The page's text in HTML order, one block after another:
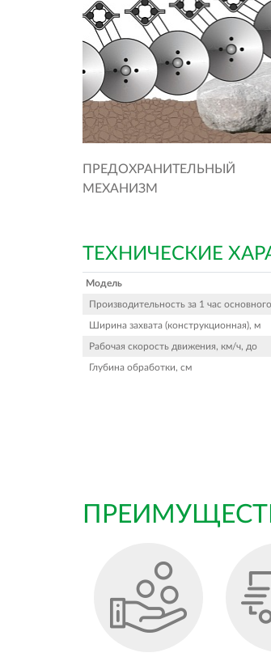
ПРЕДОХРАНИТЕЛЬНЫЙ
МЕХАНИЗМ
ТЕХНИЧЕСКИЕ
Модель
Производительность за 1 час
Ширина захвата (конструкционная), м
Рабочая скорость движения, км/ч, до
Глубина обработки, см